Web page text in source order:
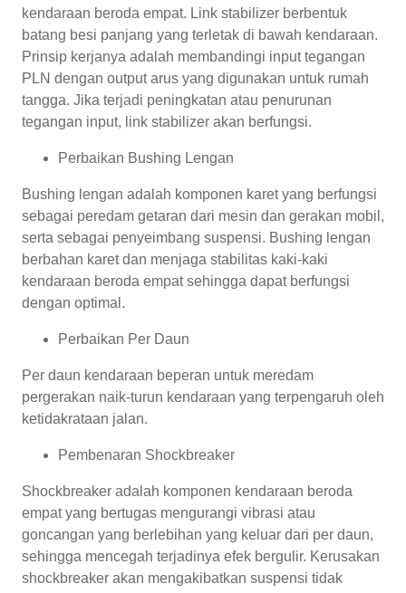
kendaraan beroda empat. Link stabilizer berbentuk
batang besi panjang yang terletak di bawah kendaraan.
Prinsip kerjanya adalah membandingi input tegangan
PLN dengan output arus yang digunakan untuk rumah
tangga. Jika terjadi peningkatan atau penurunan
tegangan input, link stabilizer akan berfungsi.
Perbaikan Bushing Lengan
Bushing lengan adalah komponen karet yang berfungsi
sebagai peredam getaran dari mesin dan gerakan mobil,
serta sebagai penyeimbang suspensi. Bushing lengan
berbahan karet dan menjaga stabilitas kaki-kaki
kendaraan beroda empat sehingga dapat berfungsi
dengan optimal.
Perbaikan Per Daun
Per daun kendaraan beperan untuk meredam
pergerakan naik-turun kendaraan yang terpengaruh oleh
ketidakrataan jalan.
Pembenaran Shockbreaker
Shockbreaker adalah komponen kendaraan beroda
empat yang bertugas mengurangi vibrasi atau
goncangan yang berlebihan yang keluar dari per daun,
sehingga mencegah terjadinya efek bergulir. Kerusakan
shockbreaker akan mengakibatkan suspensi tidak